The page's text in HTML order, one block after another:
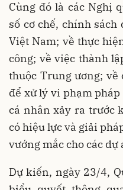
Cùng đó là các Nghị
số cơ chế, chính
Việt Nam; về thực
công; về việc thành
thuộc Trung ương; về
để xử lý vi phạm
cá nhân xảy ra trước
có hiệu lực và giải
vướng mắc cho các
Dự kiến, ngày 23/4,